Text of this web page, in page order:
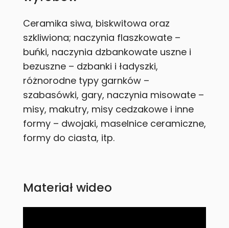
Ceramika siwa, biskwitowa oraz
szkliwiona; naczynia flaszkowate –
buńki, naczynia dzbankowate uszne i
bezuszne – dzbanki i ładyszki,
różnorodne typy garnków –
szabasówki, gary, naczynia misowate –
misy, makutry, misy cedzakowe i inne
formy – dwojaki, maselnice ceramiczne,
formy do ciasta, itp.
Materiał wideo